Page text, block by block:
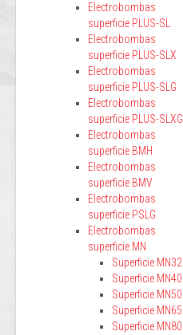
Electrobombas
superficie PLUS-SL
Electrobombas
superficie PLUS-SLX
Electrobombas
superficie PLUS-SLG
Electrobombas
superficie PLUS-SLXG
Electrobombas
superficie BMH
Electrobombas
superficie BMV
Electrobombas
superficie PSLG
Electrobombas
superficie MN
Superficie MN32
Superficie MN40
Superficie MN50
Superficie MN65
Superficie MN80